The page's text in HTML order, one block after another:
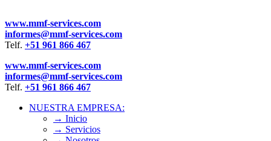
www.mmf-services.com
informes@mmf-services.com
Telf. +51 961 866 467
www.mmf-services.com
informes@mmf-services.com
Telf. +51 961 866 467
NUESTRA EMPRESA:
→ Inicio
→ Servicios